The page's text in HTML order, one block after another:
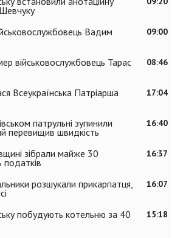
09:00
Вадим
08:46
військовослужбовець Тарас
17:04
Всеукраїнська Патріарша
16:40
патрульні зупинили
перевищив швидкість
16:37
зібрали майже 30
податків
16:07
розшукали прикарпатця,
15:18
побудують котельню за 40